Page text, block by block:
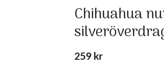
Chihuahua
259 kr